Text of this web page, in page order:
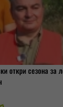
откри сезона за